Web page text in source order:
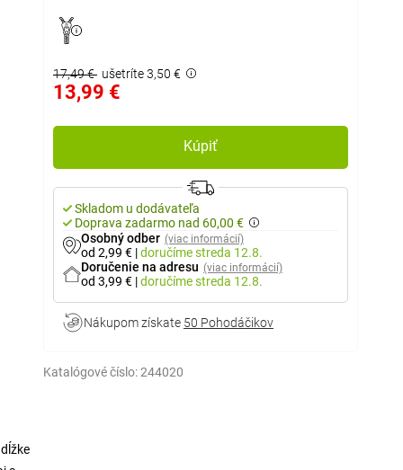
17,49 € ušetríte 3,50 €
13,99 €
Kúpiť
Skladom u dodávateľa
Doprava zadarmo nad 60,00 €
Osobný odber (viac informácií)
od 2,99 € |doručímestreda 12.8.
Doručenie na adresu (viac informácií)
od 3,99 € |doručímestreda 12.8.
Nákupom získate 50 Pohodáčikov
Katalógové číslo:244020